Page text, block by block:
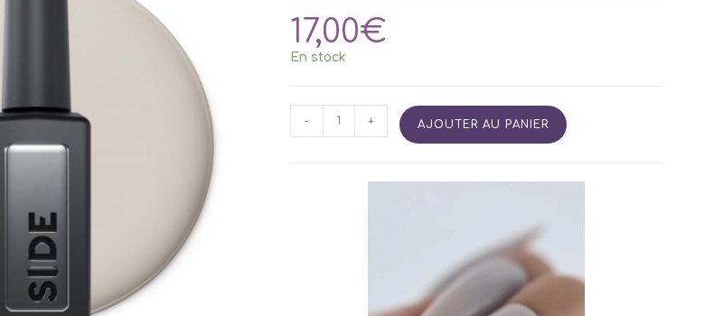
17,00€
En stock
quantité
de
- + AJOUTER AU PANIER